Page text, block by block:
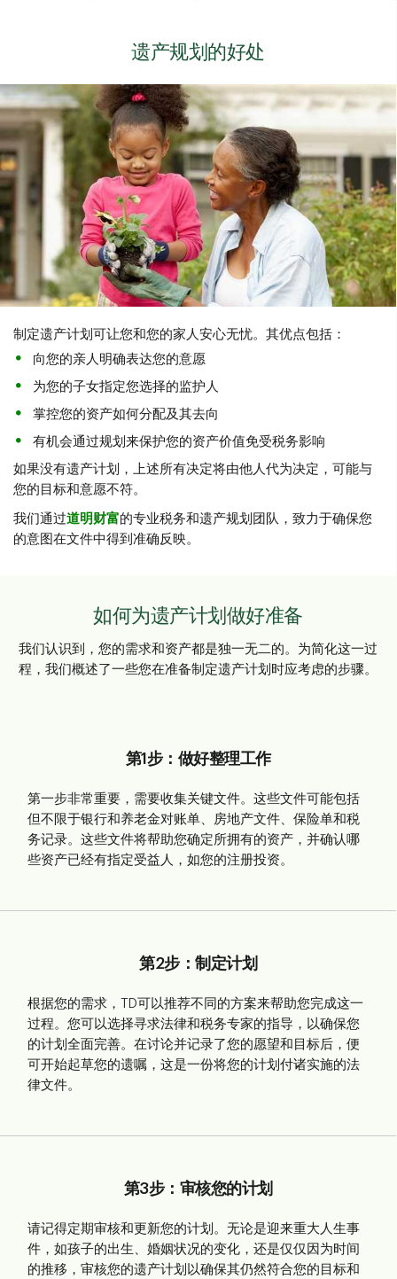
遗产规划的好处
制定遗产计划可让您和您的家人安心无忧。其优点包括：
向您的亲人明确表达您的意愿
为您的子女指定您选择的监护人
掌控您的资产如何分配及其去向
有机会通过规划来保护您的资产价值免受税务影响
如果没有遗产计划，上述所有决定将由他人代为决定，可能与
您的目标和意愿不符。
我们通过道明财富的专业税务和遗产规划团队，致力于确保您
的意图在文件中得到准确反映。
如何为遗产计划做好准备
我们认识到，您的需求和资产都是独一无二的。为简化这一过
程，我们概述了一些您在准备制定遗产计划时应考虑的步骤。
第1步：做好整理工作
第一步非常重要，需要收集关键文件。这些文件可能包括
但不限于银行和养老金对账单、房地产文件、保险单和税
务记录。这些文件将帮助您确定所拥有的资产，并确认哪
些资产已经有指定受益人，如您的注册投资。
第2步：制定计划
根据您的需求，TD可以推荐不同的方案来帮助您完成这一
过程。您可以选择寻求法律和税务专家的指导，以确保您
的计划全面完善。在讨论并记录了您的愿望和目标后，便
可开始起草您的遗嘱，这是一份将您的计划付诸实施的法
律文件。
第3步：审核您的计划
请记得定期审核和更新您的计划。无论是迎来重大人生事
件，如孩子的出生、婚姻状况的变化，还是仅仅因为时间
的推移，审核您的遗产计划以确保其仍然符合您的目标和